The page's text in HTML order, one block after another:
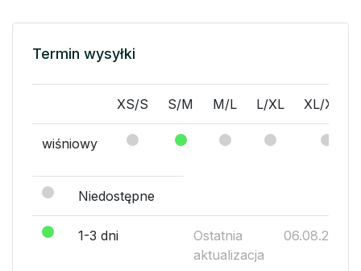
Termin wysyłki
XS/S S/M M/L L/XL XL/XXL
wiśniowy
Niedostępne
1-3 dni
Ostatnia
aktualizacja
06.08.2026